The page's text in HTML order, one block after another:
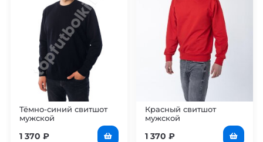
Тёмно-синий свитшот
мужской
1 370 ₽
Красный свитшот
мужской
1 370 ₽